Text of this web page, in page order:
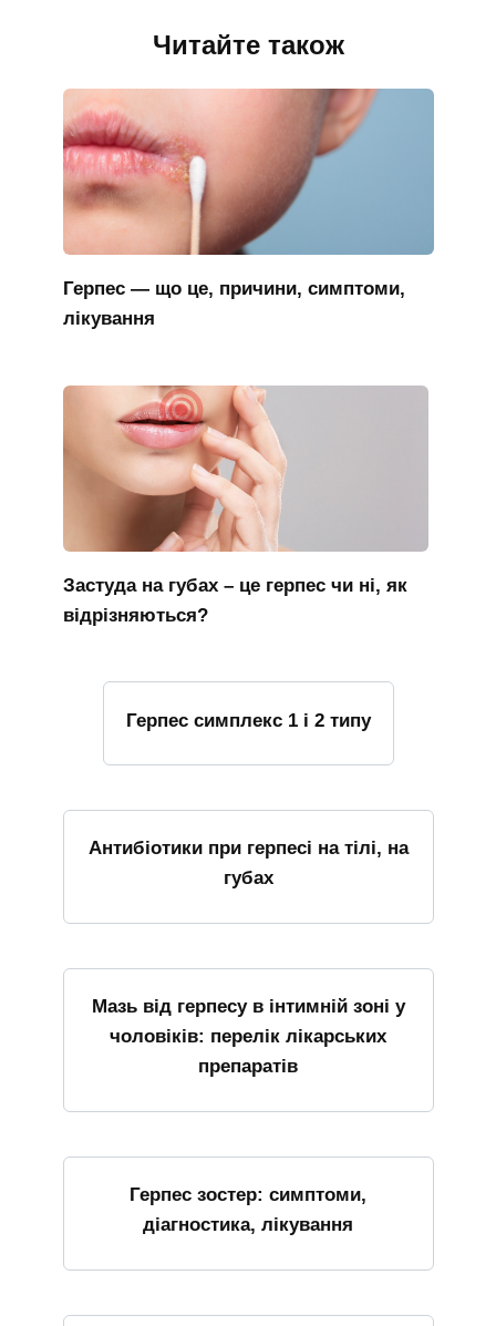
Читайте також
Герпес — що це, причини, симптоми,
лікування
Застуда на губах – це герпес чи ні, як
відрізняються?
Герпес симплекс 1 і 2 типу
Антибіотики при герпесі на тілі, на
губах
Мазь від герпесу в інтимній зоні у
чоловіків: перелік лікарських
препаратів
Герпес зостер: симптоми,
діагностика, лікування